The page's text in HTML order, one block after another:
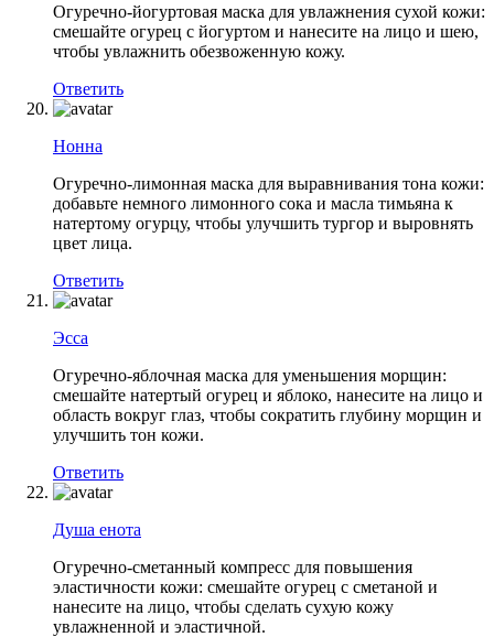
Огуречно-йогуртовая маска для увлажнения сухой кожи:
смешайте огурец с йогуртом и нанесите на лицо и шею,
чтобы увлажнить обезвоженную кожу.
Ответить
Нонна
Огуречно-лимонная маска для выравнивания тона кожи:
добавьте немного лимонного сока и масла тимьяна к
натертому огурцу, чтобы улучшить тургор и выровнять
цвет лица.
Ответить
Эсса
Огуречно-яблочная маска для уменьшения морщин:
смешайте натертый огурец и яблоко, нанесите на лицо и
область вокруг глаз, чтобы сократить глубину морщин и
улучшить тон кожи.
Ответить
Душа енота
Огуречно-сметанный компресс для повышения
эластичности кожи: смешайте огурец с сметаной и
нанесите на лицо, чтобы сделать сухую кожу
увлажненной и эластичной.